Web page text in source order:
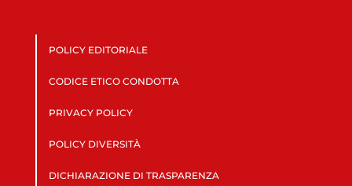
POLICY EDITORIALE
CODICE ETICO CONDOTTA
PRIVACY POLICY
POLICY DIVERSITÀ
DICHIARAZIONE DI TRASPARENZA